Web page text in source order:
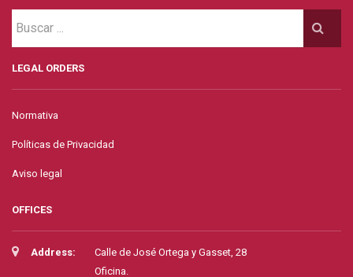
LEGAL ORDERS
Normativa
Políticas de Privacidad
Aviso legal
OFFICES
Address:
Calle de José Ortega y Gasset, 28
Oficina.